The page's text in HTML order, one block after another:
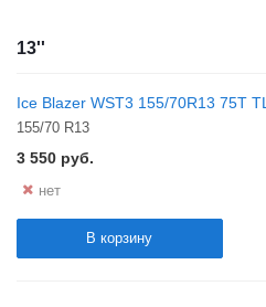
13''
Ice Blazer WST3 155/70R13 75T TL
155/70 R13
3 550 руб.
нет
В корзину